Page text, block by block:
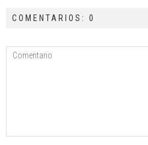
COMENTARIOS: 0